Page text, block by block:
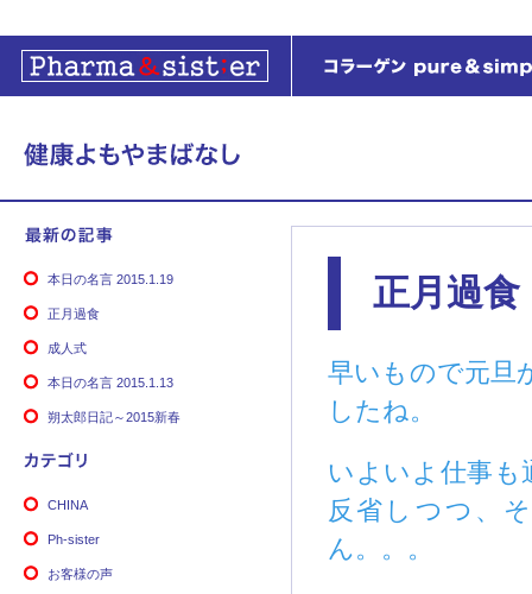
正月過食
早いもので元旦
したね。
いよいよ仕事
反省しつつ、
ん。。。
本日の名言 2015.1.19
正月過食
成人式
本日の名言 2015.1.13
朔太郎日記～2015新春
CHINA
Ph-sister
お客様の声